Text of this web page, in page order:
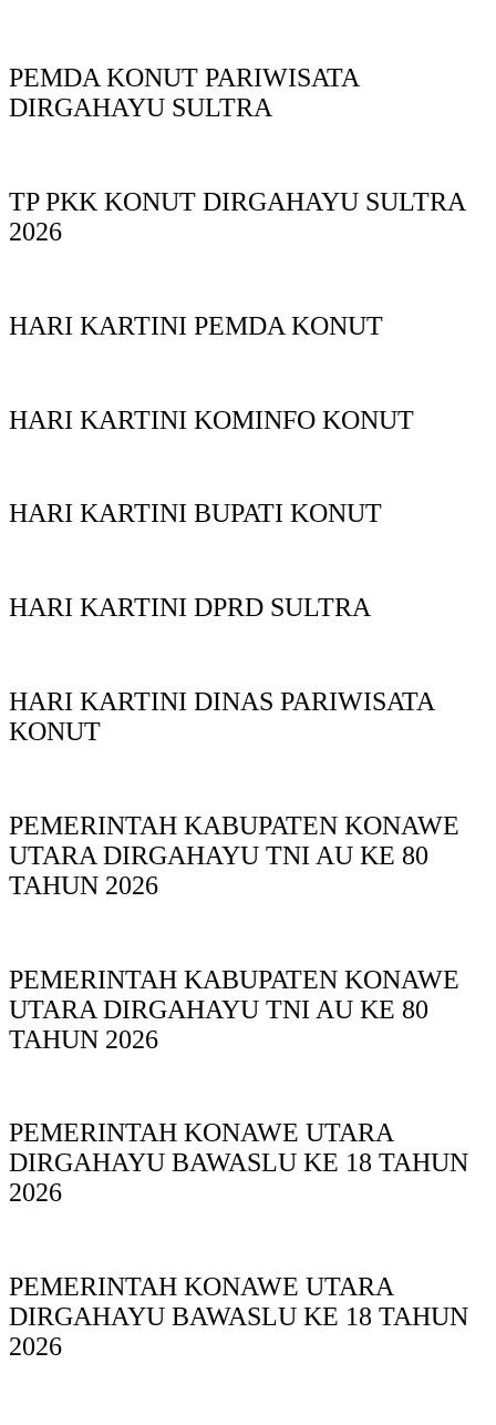
PEMDA KONUT PARIWISATA
DIRGAHAYU SULTRA
TP PKK KONUT DIRGAHAYU SULTRA
2026
HARI KARTINI PEMDA KONUT
HARI KARTINI KOMINFO KONUT
HARI KARTINI BUPATI KONUT
HARI KARTINI DPRD SULTRA
HARI KARTINI DINAS PARIWISATA
KONUT
PEMERINTAH KABUPATEN KONAWE
UTARA DIRGAHAYU TNI AU KE 80
TAHUN 2026
PEMERINTAH KABUPATEN KONAWE
UTARA DIRGAHAYU TNI AU KE 80
TAHUN 2026
PEMERINTAH KONAWE UTARA
DIRGAHAYU BAWASLU KE 18 TAHUN
2026
PEMERINTAH KONAWE UTARA
DIRGAHAYU BAWASLU KE 18 TAHUN
2026